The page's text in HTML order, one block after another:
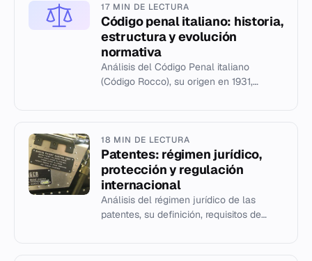
17 MIN DE LECTURA
Código penal italiano: historia,
estructura y evolución
normativa
Análisis del Código Penal italiano
(Código Rocco), su origen en 1931,
18 MIN DE LECTURA
Patentes: régimen jurídico,
protección y regulación
internacional
Análisis del régimen jurídico de las
patentes, su definición, requisitos de